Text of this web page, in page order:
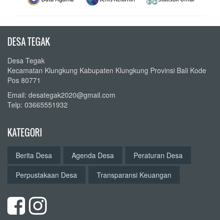
DESA TEGAK
Desa Tegak
Kecamatan Klungkung Kabupaten Klungkung Provinsi Bali Kode
Pos 80771
Email: desategak2020@gmail.com
Telp: 03665551932
KATEGORI
Berita Desa Agenda Desa
Peraturan Desa
Perpustakaan Desa
Transparansi Keuangan